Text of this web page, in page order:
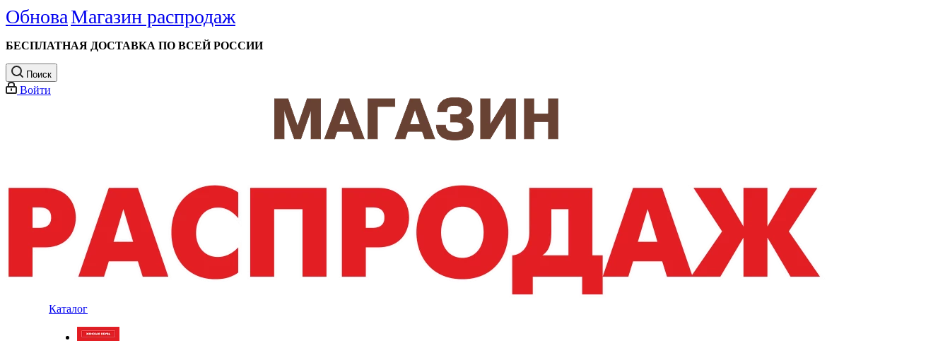
ОбноваМагазин распродаж
БЕСПЛАТНАЯ ДОСТАВКА ПО ВСЕЙ РОССИИ
Поиск
Войти
Каталог